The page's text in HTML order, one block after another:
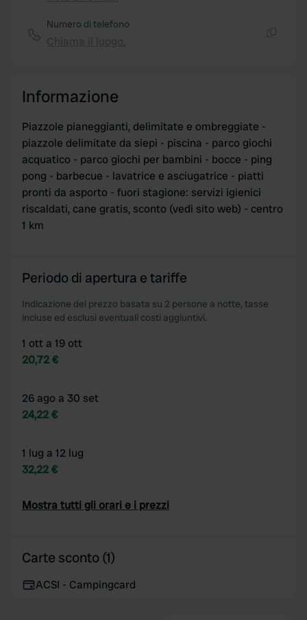
our social media, advertising and analytics partners who
Numero di telefono
Informazione
Piazzole pianeggianti, delimitate e ombreggiate -
piazzole delimitate da siepi - piscina - parco giochi
acquatico - parco giochi per bambini - bocce - ping
pong - barbecue - lavatrice e asciugatrice - piatti
pronti da asporto - fuori stagione: servizi igienici
riscaldati, cane gratis, sconto (vedi sito web) - centro
1 km
Periodo di apertura e tariffe
Indicazione del prezzo basata su 2 persone a notte, tasse
incluse ed esclusi eventuali costi aggiuntivi.
1 ott a 19 ott
20,72 €
26 ago a 30 set
24,22 €
1 lug a 12 lug
32,22 €
Mostra tutti gli orari e i prezzi
Carte sconto (1)
ACSI - Campingcard